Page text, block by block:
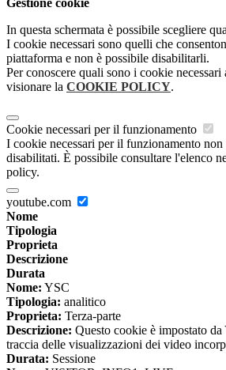
Gestione cookie
In questa schermata è possibile scegliere
I cookie necessari sono quelli che
piattaforma e non è possibile disabilitarli.
Per conoscere quali sono i cookie
visionare la COOKIE POLICY.
Cookie necessari per il funzionamento
I cookie necessari per il funzionamento non
disabilitati. È possibile consultare l'elenco
policy.
youtube.com
Nome
Tipologia
Proprieta
Descrizione
Durata
Nome: YSC
Tipologia: analitico
Proprieta: Terza-parte
Descrizione: Questo cookie è impostato da
traccia delle visualizzazioni dei video
Durata: Sessione